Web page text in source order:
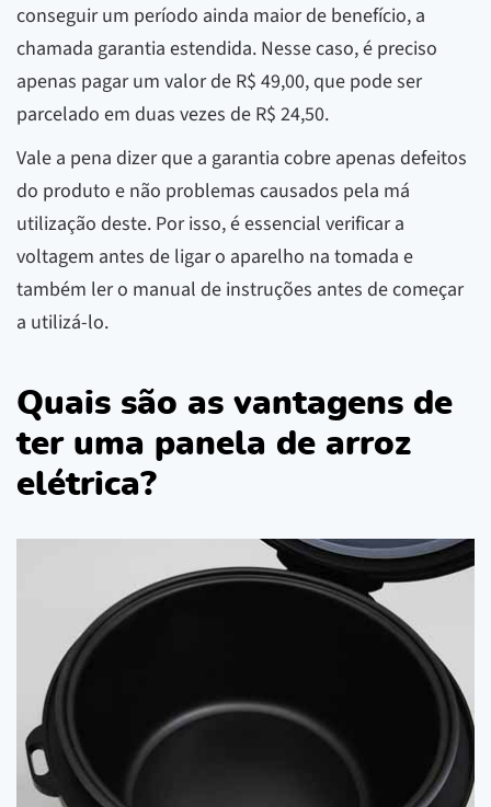
conseguir um período ainda maior de benefício, a
chamada garantia estendida. Nesse caso, é preciso
apenas pagar um valor de R$ 49,00, que pode ser
parcelado em duas vezes de R$ 24,50.
Vale a pena dizer que a garantia cobre apenas defeitos
do produto e não problemas causados pela má
utilização deste. Por isso, é essencial verificar a
voltagem antes de ligar o aparelho na tomada e
também ler o manual de instruções antes de começar
a utilizá-lo.
Quais são as vantagens de
ter uma panela de arroz
elétrica?